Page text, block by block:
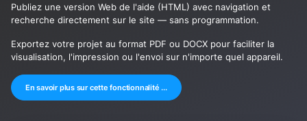
Publiez une version Web de l'aide (HTML) avec navigation et
recherche directement sur le site — sans programmation.
Exportez votre projet au format PDF ou DOCX pour faciliter la
visualisation, l'impression ou l'envoi sur n'importe quel appareil.
En savoir plus sur cette fonctionnalité ...